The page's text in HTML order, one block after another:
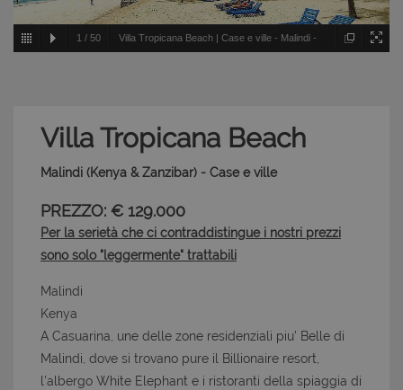
1 / 50 Villa Tropicana Beach | Case e ville - Malindi -
Villa Tropicana Beach
Malindi (Kenya & Zanzibar) - Case e ville
PREZZO: € 129.000
Per la serietà che ci contraddistingue i nostri prezzi
sono solo "leggermente" trattabili
Malindi
Kenya
A Casuarina, une delle zone residenziali piu' Belle di
Malindi, dove si trovano pure il Billionaire resort,
l'albergo White Elephant e i ristoranti della spiaggia di